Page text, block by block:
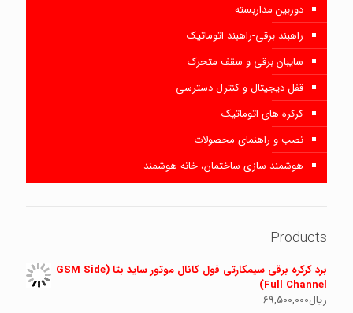
دوربین مداربسته
راهبند برقی-راهبند اتوماتیک
سایبان برقی و سقف متحرک
قفل دیجیتال و کنترل دسترسی
کرکره های اتوماتیک
نصب و راهنمای محصولات
هوشمند سازی ساختمان، خانه هوشمند
Products
برد کرکره برقی سیمکارتی فول کانال موتور ساید بتا (GSM Side
Full Channel)
ریال69,500,000